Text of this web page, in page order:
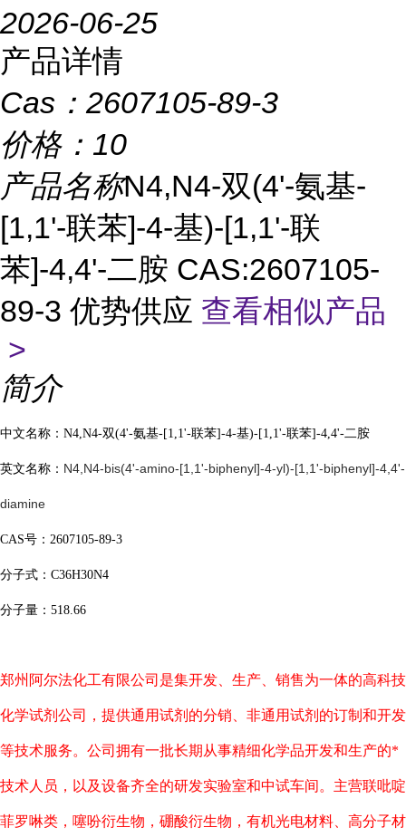
2026-06-25
产品详情
Cas： 2607105-89-3
价格： 10
产品名称N4,N4-双(4'-氨基-
[1,1'-联苯]-4-基)-[1,1'-联
苯]-4,4'-二胺 CAS:2607105-
89-3 优势供应 查看相似产品
>
简介
中文名称：N4,N4-双(4'-氨基-[1,1'-联苯]-4-基)-[1,1'-联苯]-4,4'-二胺
英文名称： N4,N4-bis(4'-amino-[1,1'-biphenyl]-4-yl)-[1,1'-biphenyl]-4,4'-
diamine
CAS号： 2607105-89-3
分子式： C36H30N4
分子量： 518.66
郑州阿尔法化工有限公司是集开发、生产、销售为一体的高科技
化学试剂公司，提供通用试剂的分销、非通用试剂的订制和开发
等技术服务。公司拥有一批长期从事精细化学品开发和生产的*
技术人员，以及设备齐全的研发实验室和中试车间。主营联吡啶
菲罗啉类，噻吩衍生物，硼酸衍生物，有机光电材料、高分子材